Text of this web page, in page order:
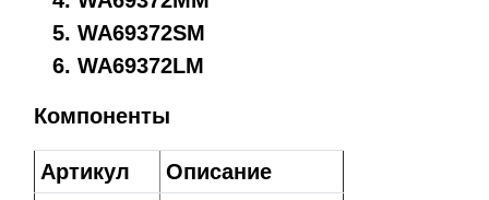
WA69372SM
WA69372LM
Компоненты
Артикул
Описание